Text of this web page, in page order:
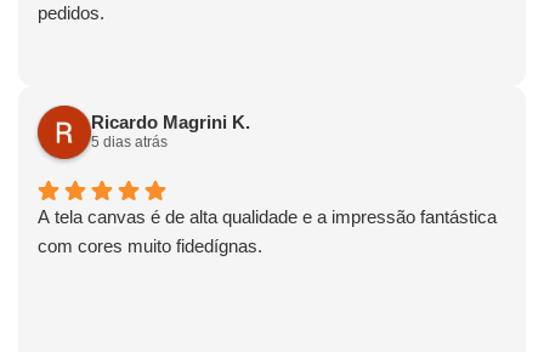
pedidos.
Ricardo Magrini K.
5 dias atrás
A tela canvas é de alta qualidade e a impressão fantástica
com cores muito fidedígnas.